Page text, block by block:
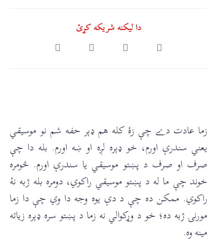
دا ليکنه شريکه کړئ
زما عادت دے چې زۀ کله هم ډېر حفه شم نو موسیقي
یعني سندرې اورم، خو ډېره لږه او ښه اورم. بله دا چې
صرف او صرف د پښتو موسيقي يا سندرې اورم. څومره
خوند چې ما له د پښتو موسيقي راکوي، دومره بله ژبه نۀ
راکوي. ممکن ده چې د دې يوه وجه دا وي چې دا زما
مورنۍ ژبه ده؛ خو د وړکوالي نه زما د پښتو سره ډېره زياته
مينه وه.